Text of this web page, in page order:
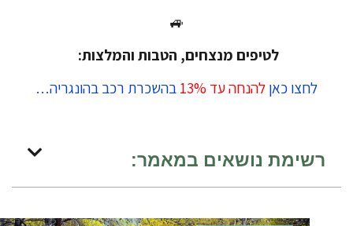
לטיפים מנצחים, הטבות והמלצות:
לחצו כאןלהנחה עד 13% בהשכרת רכב בהונגריה…
רשימת נושאים במאמר: